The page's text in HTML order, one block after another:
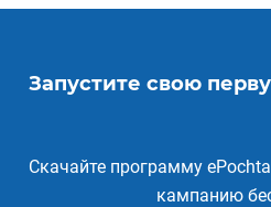
Запустите свою
Скачайте программу
кампанию